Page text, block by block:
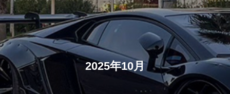
2025年10月